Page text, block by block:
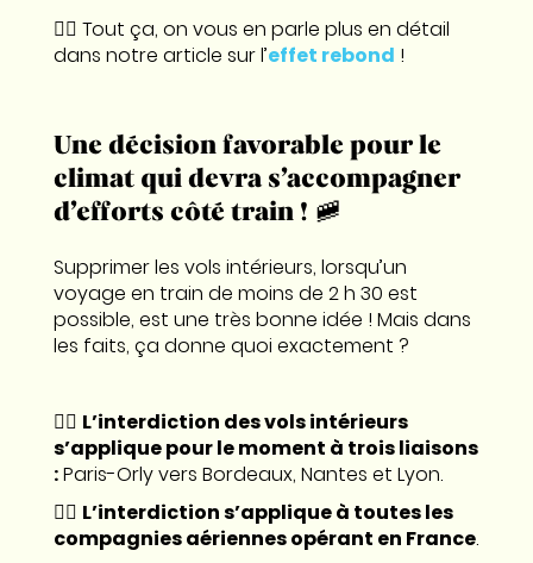
👉🏼 Tout ça, on vous en parle plus en détail
dans notre article sur l’effet rebond !
Une décision favorable pour le
climat qui devra s’accompagner
d’efforts côté train ! 🚞
Supprimer les vols intérieurs, lorsqu’un
voyage en train de moins de 2 h 30 est
possible, est une très bonne idée ! Mais dans
les faits, ça donne quoi exactement ?
👉🏼 L’interdiction des vols intérieurs
s’applique pour le moment à trois liaisons
:Paris-Orly vers Bordeaux, Nantes et Lyon.
👉🏼 L’interdiction s’applique à toutes les
compagnies aériennes opérant en France.